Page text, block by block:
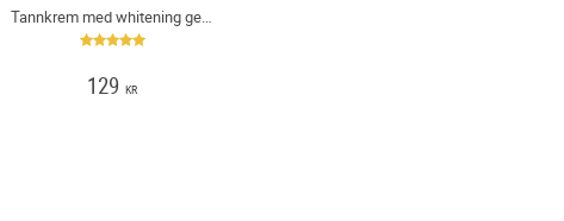
Tannkrem med whitening gel for raske bleking av tenner!
129 KR